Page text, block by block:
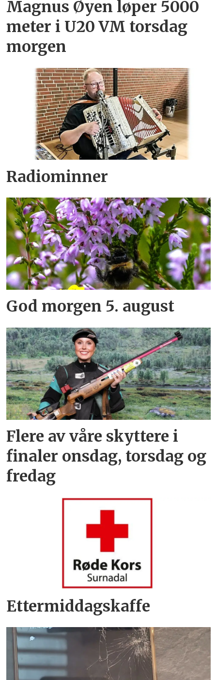
Magnus Øyen løper 5000
meter i U20 VM torsdag
morgen
Radiominner
God morgen 5. august
Flere av våre skyttere i
finaler onsdag, torsdag og
fredag
Ettermiddagskaffe